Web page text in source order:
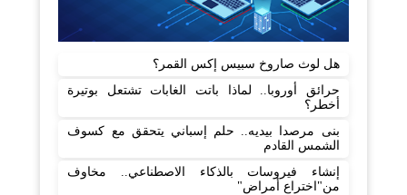
هل لوث صاروخ سبيس إكس القمر؟
حرائق أوروبا.. لماذا باتت الغابات تشتعل بوتيرة
أخطر؟
بنى مرصدا بيديه.. حلم إسباني يتحقق مع كسوف
الشمس القادم
إنشاء فيروسات بالذكاء الاصطناعي.. مخاوف
من"اختراع أمراض"